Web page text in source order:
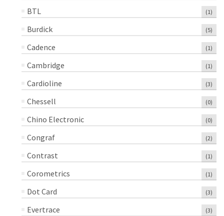
BTL (1)
Burdick (5)
Cadence (1)
Cambridge (1)
Cardioline (3)
Chessell (0)
Chino Electronic (0)
Congraf (2)
Contrast (1)
Corometrics (1)
Dot Card (3)
Evertrace (3)